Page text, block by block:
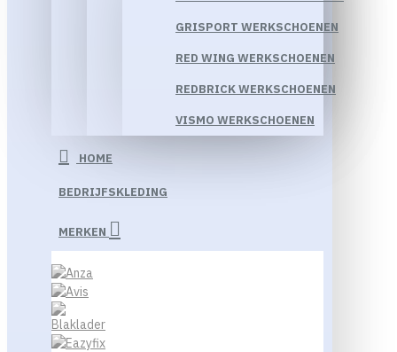
GRISPORT WERKSCHOENEN
RED WING WERKSCHOENEN
REDBRICK WERKSCHOENEN
VISMO WERKSCHOENEN
HOME
BEDRIJFSKLEDING
MERKEN